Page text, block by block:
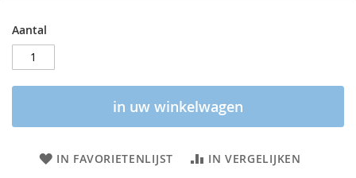
Aantal
in uw winkelwagen
IN FAVORIETENLIJST IN VERGELIJKEN